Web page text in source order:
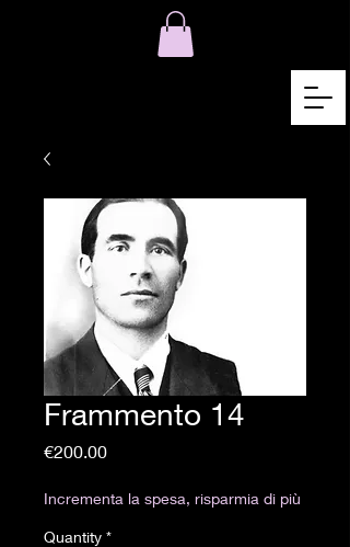
Frammento 14
€200.00Price
Incrementa la spesa, risparmia di più
Quantity *